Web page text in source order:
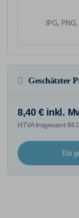
JPG,
Geschätzter
8,40 € inkl.
HTVA Insgesamt
Ein